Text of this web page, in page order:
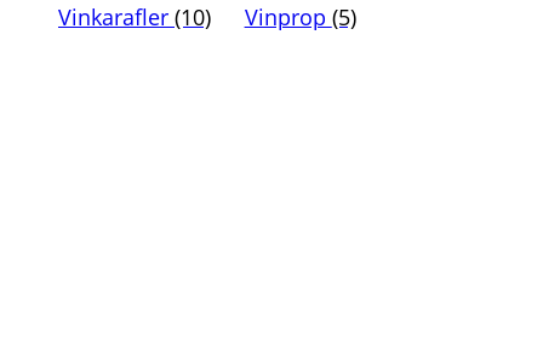
Vinkarafler (10) Vinprop (5)